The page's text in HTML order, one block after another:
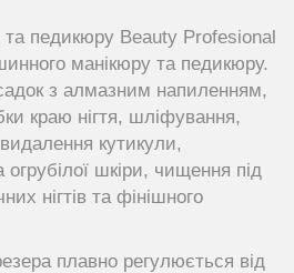
педикюру Beauty Profesional
манікюру та педикюру.
з алмазним напиленням,
краю нігтя, шліфування,
кутикули,
шкіри, чищення під
нігтів та фінішного
плавно регулюється від